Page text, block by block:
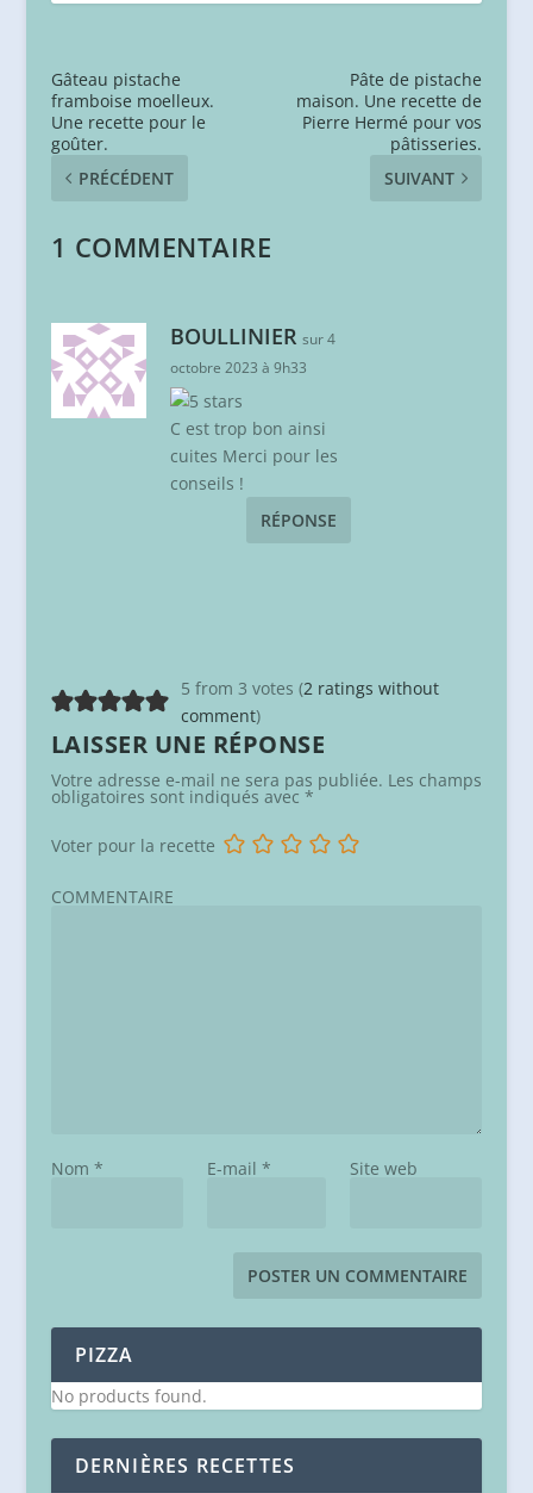
Gâteau pistache
framboise moelleux.
Une recette pour le
goûter.
PRÉCÉDENT
Pâte de pistache
maison. Une recette de
Pierre Hermé pour vos
pâtisseries.
SUIVANT
1 COMMENTAIRE
BOULLINIER sur 4
octobre 2023 à 9h33
C est trop bon ainsi
cuites Merci pour les
conseils !
RÉPONSE
5 from 3 votes (2 ratings without
comment)
LAISSER UNE RÉPONSE
Votre adresse e-mail ne sera pas publiée. Les champs
obligatoires sont indiqués avec *
Voter pour la recette
COMMENTAIRE
Nom * E-mail * Site web
PIZZA
No products found.
DERNIÈRES RECETTES